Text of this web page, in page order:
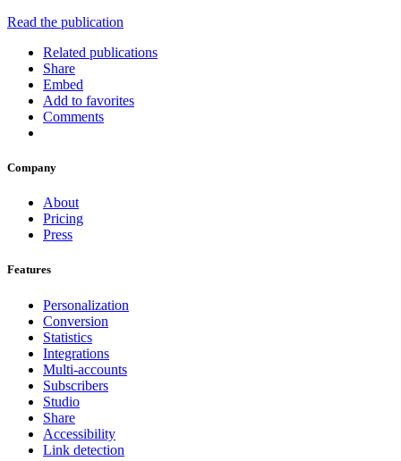
Read the publication
Related publications
Share
Embed
Add to favorites
Comments
Company
About
Pricing
Press
Features
Personalization
Conversion
Statistics
Integrations
Multi-accounts
Subscribers
Studio
Share
Accessibility
Link detection